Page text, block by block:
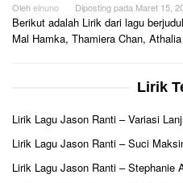
Olehelnuno Diposting pada Maret 15,
Berikut adalah Lirik dari lagu
Mal Hamka, Thamiera Chan,
Lirik
Lirik Lagu Jason Ranti – Variasi
Lirik Lagu Jason Ranti – Suci
Lirik Lagu Jason Ranti – Stephanie